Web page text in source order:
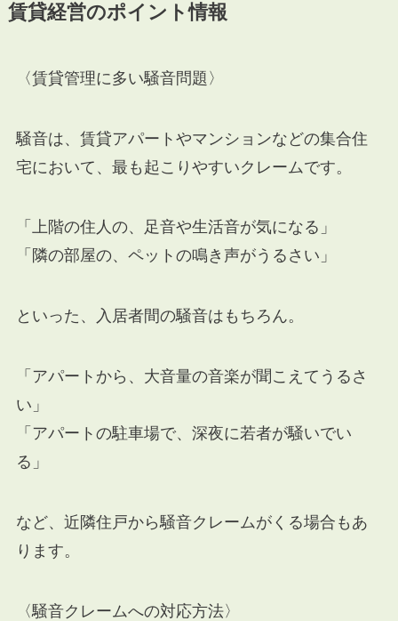
賃貸経営のポイント情報
〈賃貸管理に多い騒音問題〉
騒音は、賃貸アパートやマンションなどの集合住
宅において、最も起こりやすいクレームです。
「上階の住人の、足音や生活音が気になる」
「隣の部屋の、ペットの鳴き声がうるさい」
といった、入居者間の騒音はもちろん。
「アパートから、大音量の音楽が聞こえてうるさ
い」
「アパートの駐車場で、深夜に若者が騒いでい
る」
など、近隣住戸から騒音クレームがくる場合もあ
ります。
〈騒音クレームへの対応方法〉